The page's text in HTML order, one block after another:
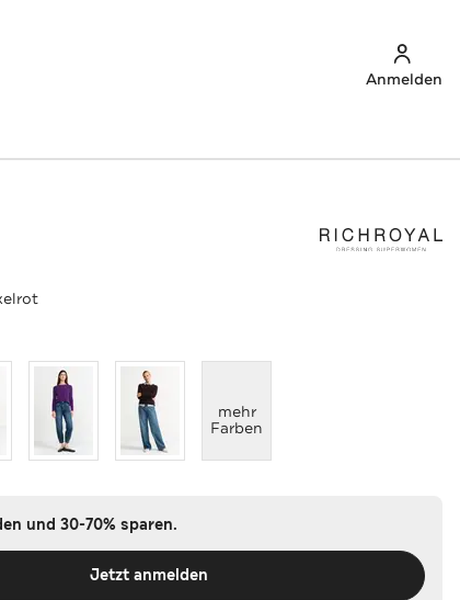
Anmelden
mehr
Farben
und 30-70% sparen.
Jetzt anmelden